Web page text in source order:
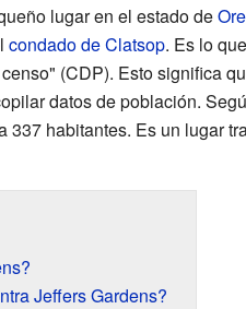
lugar en el estado de
condado de Clatsop. Es lo
(CDP). Esto significa
datos de población.
337 habitantes. Es un lugar
Jeffers Gardens?